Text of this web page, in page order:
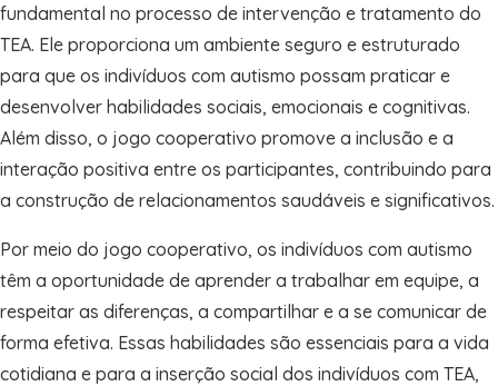
fundamental no processo de intervenção e tratamento do
TEA. Ele proporciona um ambiente seguro e estruturado
para que os indivíduos com autismo possam praticar e
desenvolver habilidades sociais, emocionais e cognitivas.
Além disso, o jogo cooperativo promove a inclusão e a
interação positiva entre os participantes, contribuindo para
a construção de relacionamentos saudáveis e significativos.
Por meio do jogo cooperativo, os indivíduos com autismo
têm a oportunidade de aprender a trabalhar em equipe, a
respeitar as diferenças, a compartilhar e a se comunicar de
forma efetiva. Essas habilidades são essenciais para a vida
cotidiana e para a inserção social dos indivíduos com TEA,